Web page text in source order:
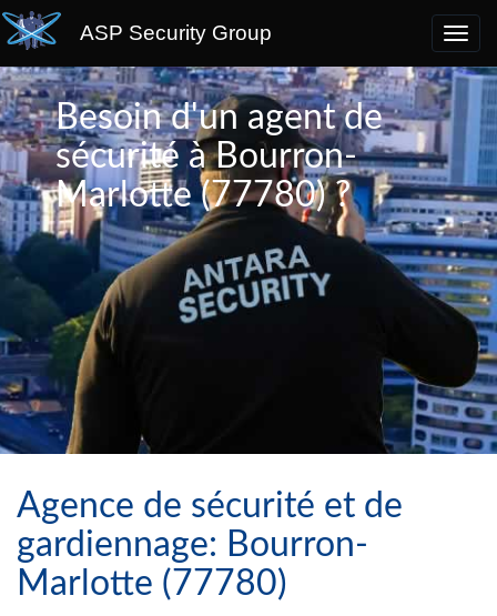
ASP Security Group
Besoin d'un agent de
sécurité à Bourron-
Marlotte (77780) ?
Agence de sécurité et de
gardiennage: Bourron-
Marlotte (77780)